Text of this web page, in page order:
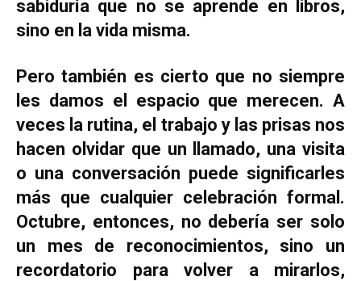
sabiduría que no se aprende en libros,
sino en la vida misma.
Pero también es cierto que no siempre
les damos el espacio que merecen. A
veces la rutina, el trabajo y las prisas nos
hacen olvidar que un llamado, una visita
o una conversación puede significarles
más que cualquier celebración formal.
Octubre, entonces, no debería ser solo
un mes de reconocimientos, sino un
recordatorio para volver a mirarlos,